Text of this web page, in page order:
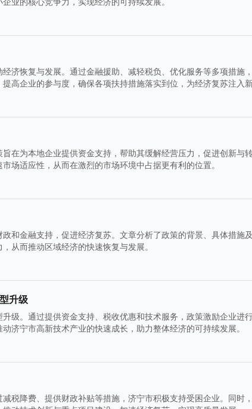
济恢复与发展。通过金融援助、减轻税负、优化服务等多项措施
高企业的参与度，确保各项扶持措施落实到位，为经济复苏注入
在为本地企业提供资金支持，帮助其缓解经营压力，促进创新与
场适应性，从而在激烈的市场环境中占据更有利的位置。
和金融支持，促进经济复苏。文章分析了政策的背景、具体措施
从而推动区域经济的快速恢复与发展。
升级
级。通过提供资金支持、税收优惠和技术服务，政策激励企业进
济宁市高新技术产业的快速成长，助力整体经济的可持续发展。
税降费、提供财政补贴等措施，济宁市积极支持受困企业。同时